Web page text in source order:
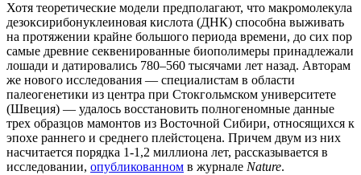
Хотя теоретические модели предполагают, что макромолекула
дезоксирибонуклеиновая кислота (ДНК) способна выживать
на протяжении крайне большого периода времени, до сих пор
самые древние секвенированные биополимеры принадлежали
лошади и датировались 780–560 тысячами лет назад. Авторам
же нового исследования — специалистам в области
палеогенетики из центра при Стокгольмском университете
(Швеция) — удалось восстановить полногеномные данные
трех образцов мамонтов из Восточной Сибири, относящихся к
эпохе раннего и среднего плейстоцена. Причем двум из них
насчитается порядка 1-1,2 миллиона лет, рассказывается в
исследовании, опубликованном в журнале Nature.